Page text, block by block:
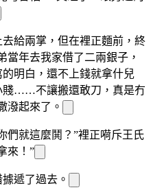
去給兩掌，但在裡正麵前，終
當年去我家借了二兩銀子，
明白，還不上錢就拿什兒
賤……不讓搬還敢刀，真是冇
起來了。
們就這麼鬨？”裡正嗬斥王氏
來！”
遞了過去。